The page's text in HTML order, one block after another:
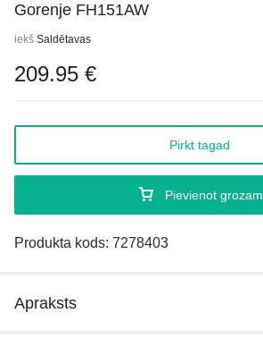
Gorenje FH151AW
iekš Saldētavas
209.95 €
Pievienot grozam
Pirkt tagad
Produkta kods: 7278403
Apraksts